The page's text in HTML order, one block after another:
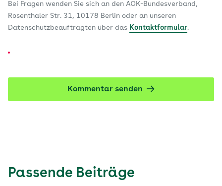
Bei Fragen wenden Sie sich an den AOK-Bundesverband,
Rosenthaler Str. 31, 10178 Berlin oder an unseren
Datenschutzbeauftragten über das Kontaktformular.
Kommentar senden
Passende Beiträge